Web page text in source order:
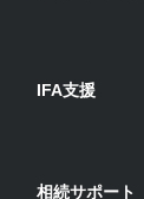
IFA支援
相続サポート